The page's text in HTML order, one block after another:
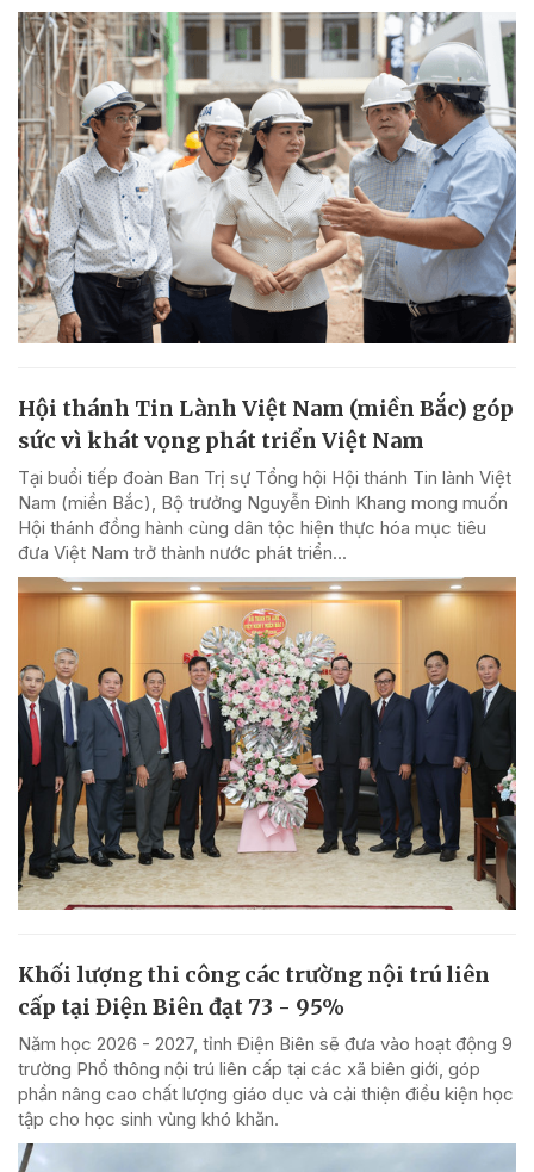
Hội thánh Tin Lành Việt Nam (miền Bắc) góp
sức vì khát vọng phát triển Việt Nam
Tại buổi tiếp đoàn Ban Trị sự Tổng hội Hội thánh Tin lành Việt
Nam (miền Bắc), Bộ trưởng Nguyễn Đình Khang mong muốn
Hội thánh đồng hành cùng dân tộc hiện thực hóa mục tiêu
đưa Việt Nam trở thành nước phát triển...
Khối lượng thi công các trường nội trú liên
cấp tại Điện Biên đạt 73 - 95%
Năm học 2026 - 2027, tỉnh Điện Biên sẽ đưa vào hoạt động 9
trường Phổ thông nội trú liên cấp tại các xã biên giới, góp
phần nâng cao chất lượng giáo dục và cải thiện điều kiện học
tập cho học sinh vùng khó khăn.